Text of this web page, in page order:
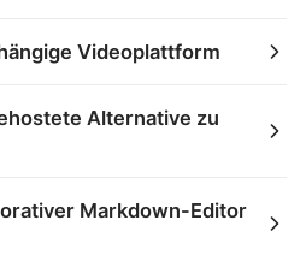
Videoplattform
Alternative zu
Markdown-Editor